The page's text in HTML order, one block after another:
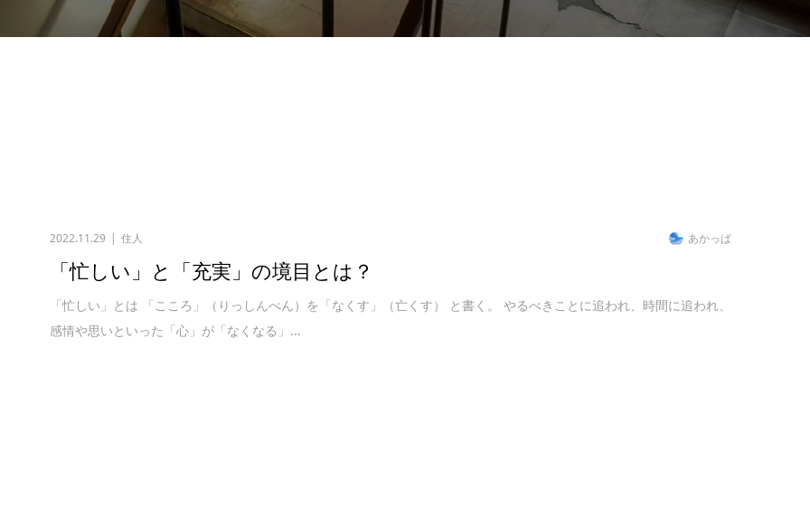
2022.11.29 住人 あかっぱ
「忙しい」と「充実」の境目とは？
「忙しい」とは 「こころ」（りっしんべん）を「なくす」（亡くす） と書く。 やるべきことに追われ、時間に追われ、
感情や思いといった「心」が「なくなる」...